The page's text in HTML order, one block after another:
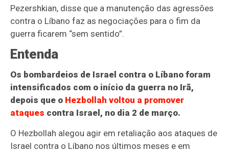
Pezershkian, disse que a manutenção das agressões
contra o Líbano faz as negociações para o fim da
guerra ficarem “sem sentido”.
Entenda
Os bombardeios de Israel contra o Líbano foram
intensificados com o início da guerra no Irã,
depois que o Hezbollah voltou a promover
ataques contra Israel, no dia 2 de março.
O Hezbollah alegou agir em retaliação aos ataques de
Israel contra o Líbano nos últimos meses e em